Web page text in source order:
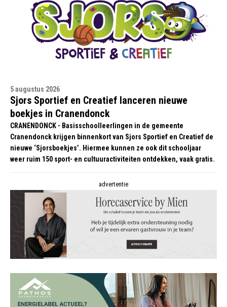
5 augustus 2026
Sjors Sportief en Creatief lanceren nieuwe
boekjes in Cranendonck
CRANENDONCK - Basisschoolleerlingen in de gemeente
Cranendonck krijgen binnenkort van Sjors Sportief en Creatief de
nieuwe ‘Sjorsboekjes’. Hiermee kunnen ze ook dit schooljaar
weer ruim 150 sport- en cultuuractiviteiten ontdekken, vaak gratis.
advertentie